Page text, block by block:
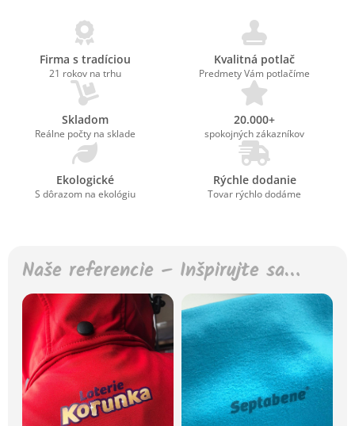
Firma s tradíciou
21 rokov na trhu
Kvalitná potlač
Predmety Vám potlačíme
Skladom
Reálne počty na sklade
20.000+
spokojných zákazníkov
Ekologické
S dôrazom na ekológiu
Rýchle dodanie
Tovar rýchlo dodáme
Naše referencie – Inšpirujte sa…